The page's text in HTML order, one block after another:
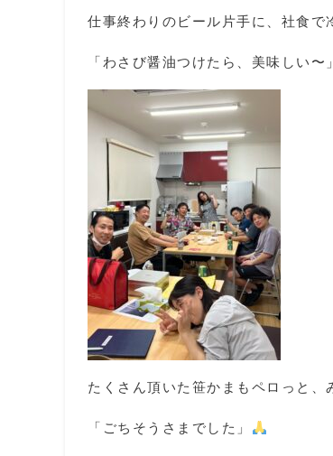
仕事終わりのビール片手に、社食
「わさび醤油つけたら、美味しい〜
たくさん頂いた笹かまもペロっと
「ごちそうさまでした」